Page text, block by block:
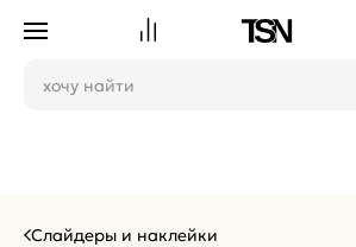
Слайдеры и наклейки